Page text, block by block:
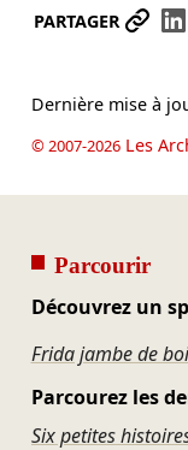
PARTAGER
Dernière mise à
© 2007-2026Les
Parcourir
Découvrez un
Frida jambe de
Parcourez les
Six petites